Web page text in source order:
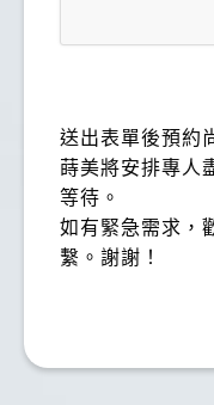
送出表單後預約
蒔美將安排專人
等待。
如有緊急需求，
繫。謝謝！